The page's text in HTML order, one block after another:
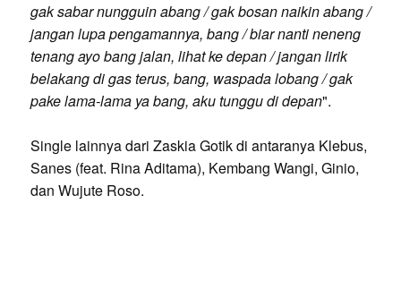
gak sabar nungguin abang / gak bosan naikin abang /
jangan lupa pengamannya, bang / biar nanti neneng
tenang ayo bang jalan, lihat ke depan / jangan lirik
belakang di gas terus, bang, waspada lobang / gak
pake lama-lama ya bang, aku tunggu di depan".
Single lainnya dari Zaskia Gotik di antaranya Klebus,
Sanes (feat. Rina Aditama), Kembang Wangi, Ginio,
dan Wujute Roso.